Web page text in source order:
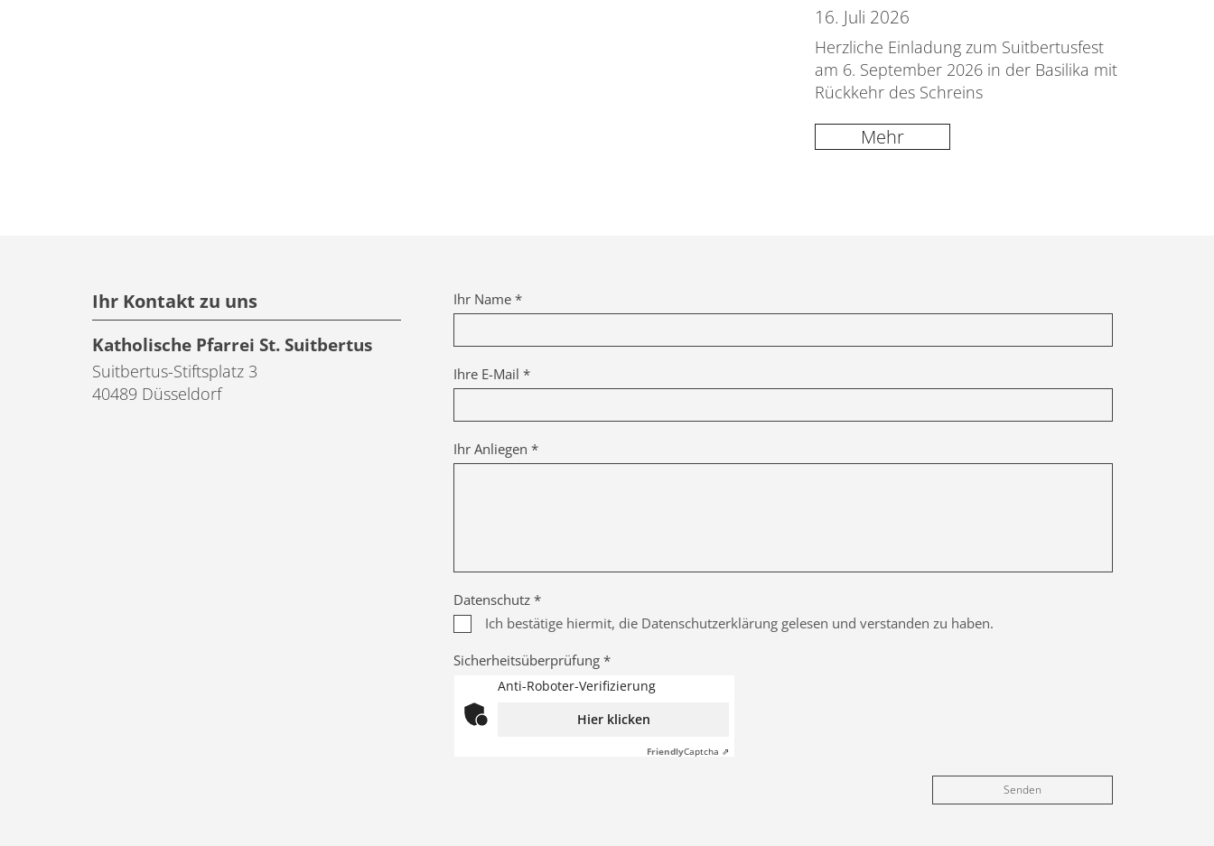
16. Juli 2026
Herzliche Einladung zum Suitbertusfest
am 6. September 2026 in der Basilika mit
Rückkehr des Schreins
Mehr
Ihr Name *
Ihre E-Mail *
Ihr Anliegen *
Datenschutz *
Ich bestätige hiermit, die Datenschutzerklärung gelesen und verstanden zu haben.
Sicherheitsüberprüfung *
Anti-Roboter-Verifizierung
Hier klicken
FriendlyCaptcha ⇗
Ihr Kontakt zu uns
Katholische Pfarrei St. Suitbertus
Suitbertus-Stiftsplatz 3
40489 Düsseldorf